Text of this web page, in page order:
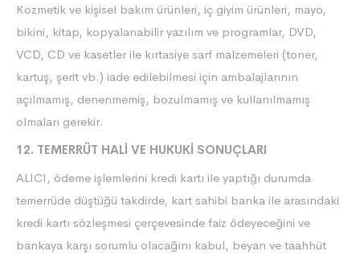
Kozmetik ve kişisel bakım ürünleri, iç giyim ürünleri, mayo,
bikini, kitap, kopyalanabilir yazılım ve programlar, DVD,
VCD, CD ve kasetler ile kırtasiye sarf malzemeleri (toner,
kartuş, şerit vb.) iade edilebilmesi için ambalajlarının
açılmamış, denenmemiş, bozulmamış ve kullanılmamış
olmaları gerekir.
12. TEMERRÜT HALİ VE HUKUKİ SONUÇLARI
ALICI, ödeme işlemlerini kredi kartı ile yaptığı durumda
temerrüde düştüğü takdirde, kart sahibi banka ile arasındaki
kredi kartı sözleşmesi çerçevesinde faiz ödeyeceğini ve
bankaya karşı sorumlu olacağını kabul, beyan ve taahhüt